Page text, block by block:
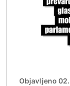
Objavljeno